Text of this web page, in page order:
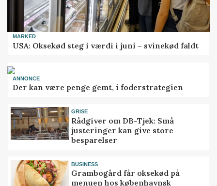
MARKED
USA: Oksekød steg i værdi i juni – svinekød faldt
ANNONCE
Der kan være penge gemt, i foderstrategien
GRISE
Rådgiver om DB-Tjek: Små
justeringer kan give store
besparelser
BUSINESS
Grambogård får oksekød på
menuen hos københavnsk